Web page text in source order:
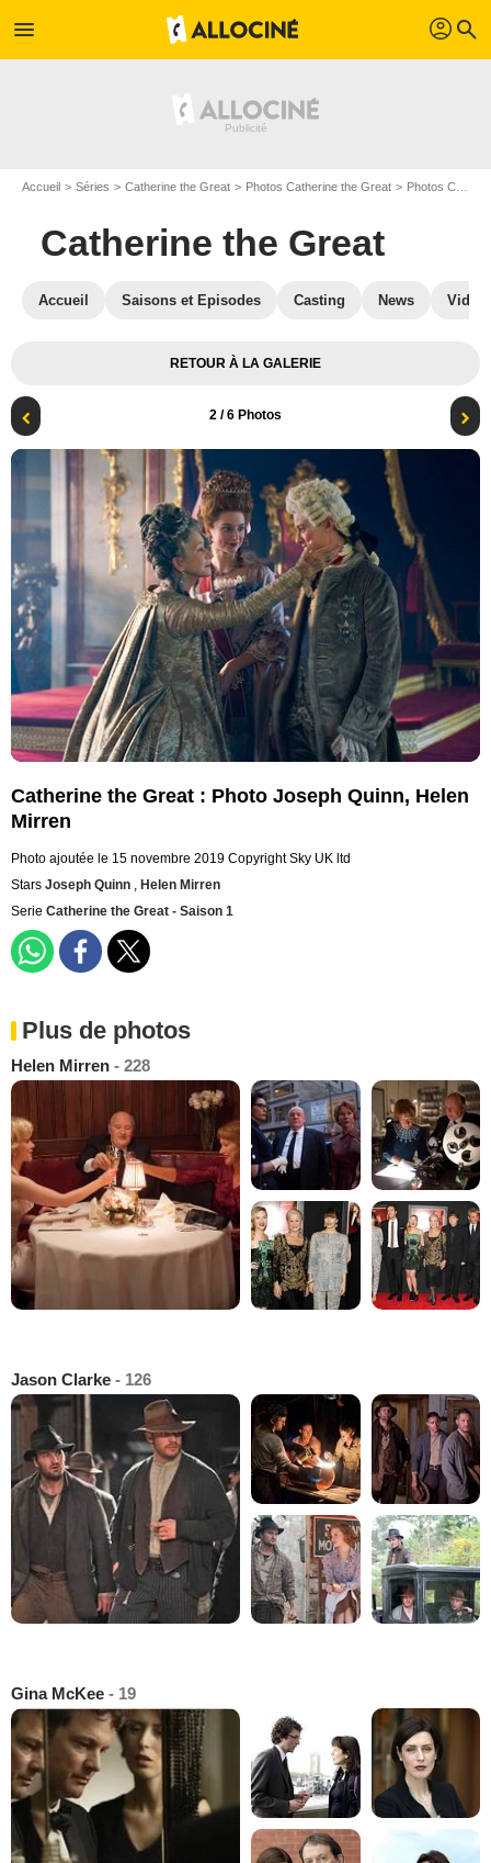
menu profil search
Accueil Séries Catherine the Great Photos Catherine the Great Photos Catherine the Great S01
Catherine the Great
Accueil Saisons et Episodes Casting News
RETOUR À LA GALERIE
2 / 6 Photos
Catherine the Great : Photo Joseph Quinn, Helen
Mirren
Photo ajoutée le 15 novembre 2019 Copyright Sky UK ltd
Stars Joseph Quinn , Helen Mirren
Serie Catherine the Great - Saison 1
Plus de photos
Helen Mirren - 228
Jason Clarke - 126
Gina McKee - 19